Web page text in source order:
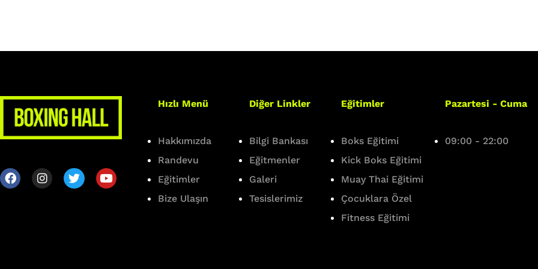
Hızlı Menü
Hakkımızda
Randevu
Eğitimler
Bize Ulaşın
Diğer Linkler
Bilgi Bankası
Eğitmenler
Galeri
Tesislerimiz
Eğitimler
Boks Eğitimi
Kick Boks Eğitimi
Muay Thai Eğitimi
Çocuklara Özel
Fitness Eğitimi
Pazartesi - Cuma
09:00 - 22:00